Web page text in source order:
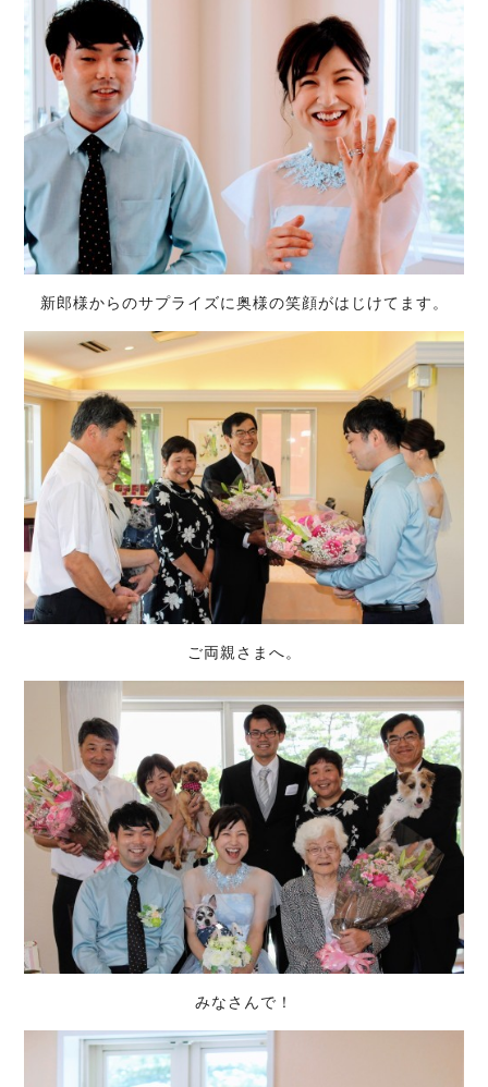
新郎様からのサプライズに奥様の笑顔がはじけてます。
ご両親さまへ。
みなさんで！